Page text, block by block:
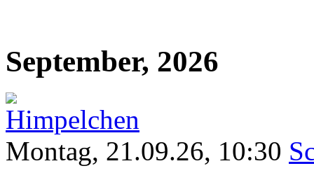
September, 2026
Montag, 21.09.26, 10:30